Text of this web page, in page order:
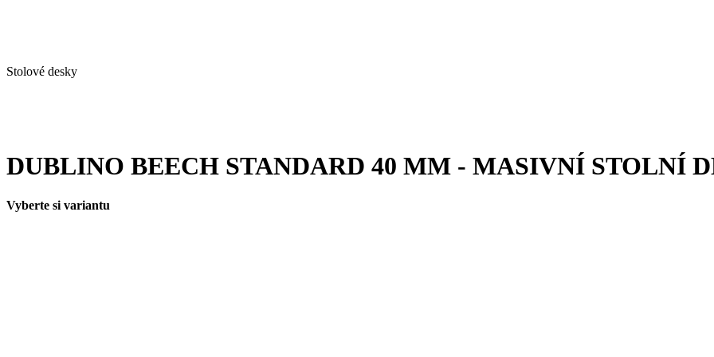
Stolové desky
DUBLINO BEECH STANDARD 40 MM - MASIVNÍ STOLNÍ
Vyberte si variantu